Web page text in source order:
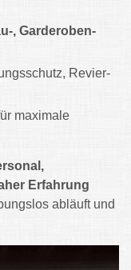
, Garderoben-
Revier-
maximale
Erfahrung
abläuft und